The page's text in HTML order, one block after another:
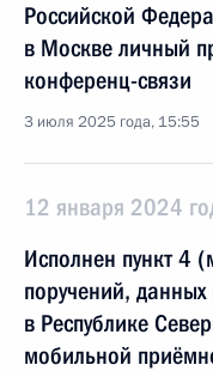
Российской
в Москве личный
конференц-связи
3 июля 2025 года, 15:55
12 января 2024
Исполнен пункт 4
поручений,
в Республике
мобильной